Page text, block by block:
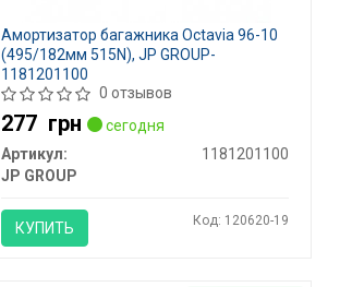
Амортизатор багажника Octavia 96-10
(495/182мм 515N), JP GROUP-
1181201100
0 отзывов
277 грн
сегодня
Артикул:
1181201100
JP GROUP
КУПИТЬ Код: 120620-19